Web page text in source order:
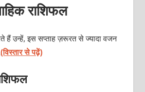
राशिफल
हैं उन्हें, इस सप्ताह ज़रूरत से ज्यादा वजन
(विस्तार से पढ़ें)